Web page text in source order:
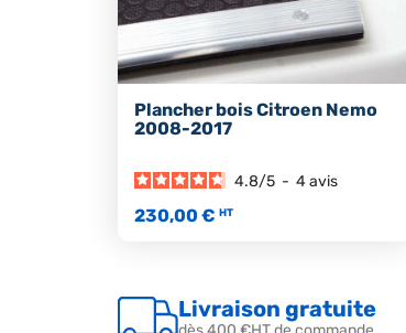
Plancher bois Citroen Nemo
2008-2017
4.8/5 - 4avis
230,00 € HT
Livraison gratuite